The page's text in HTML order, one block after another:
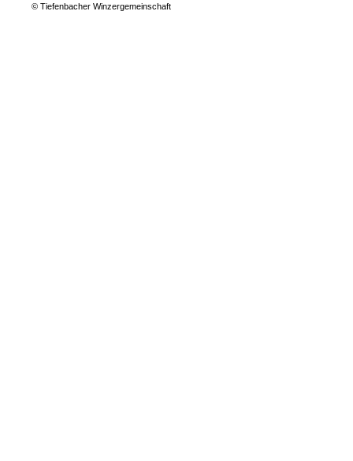
© Tiefenbacher Winzergemeinschaft